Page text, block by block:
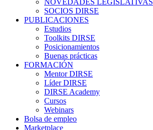
NOVEDADES LEGISLATIVAS
SOCIOS DIRSE
PUBLICACIONES
Estudios
Toolkits DIRSE
Posicionamientos
Buenas prácticas
FORMACIÓN
Mentor DIRSE
Líder DIRSE
DIRSE Academy
Cursos
Webinars
Bolsa de empleo
Marketplace